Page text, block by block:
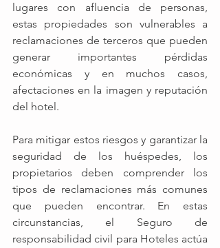
lugares con afluencia de personas,
estas propiedades son vulnerables a
reclamaciones de terceros que pueden
generar importantes pérdidas
económicas y en muchos casos,
afectaciones en la imagen y reputación
del hotel.
Para mitigar estos riesgos y garantizar la
seguridad de los huéspedes, los
propietarios deben comprender los
tipos de reclamaciones más comunes
que pueden encontrar. En estas
circunstancias, el Seguro de
responsabilidad civil para Hoteles actúa